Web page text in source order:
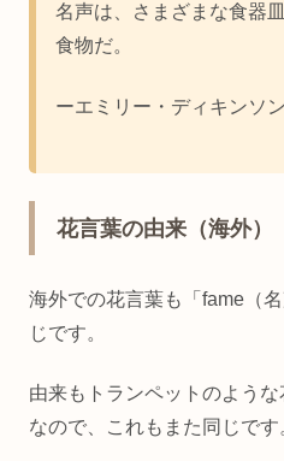
名声は、さまざまな食器
食物だ。
ーエミリー・ディキンソ
花言葉の由来（海外）
海外での花言葉も「fame（
じです。
由来もトランペットのよう
なので、これもまた同じです